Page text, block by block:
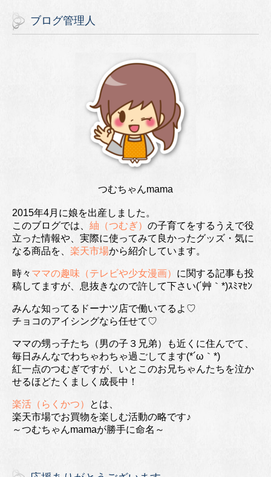
ブログ管理人
つむちゃんmama
2015年4月に娘を出産しました。
このブログでは、 紬（つむぎ） の子育てをするうえで役
立った情報や、実際に使ってみて良かったグッズ・気に
なる商品を、 楽天市場から紹介しています。
時々 ママの趣味（テレビや少女漫画） に関する記事も投
稿してますが、息抜きなので許して下さい(´艸｀*)ｽﾐﾏｾﾝ
みんな知ってるドーナツ店で働いてるよ♡
チョコのアイシングなら任せて♡
ママの甥っ子たち（男の子３兄弟）も近くに住んでて、
毎日みんなでわちゃわちゃ過ごしてます(*´ω｀*)
紅一点のつむぎですが、いとこのお兄ちゃんたちを泣か
せるほどたくましく成長中！
楽活（らくかつ）
とは、
楽天市場でお買物を楽しむ活動の略です♪
～つむちゃんmamaが勝手に命名～